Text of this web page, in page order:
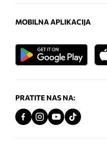
MOBILNA APLIKACIJA
PRATITE NAS NA: